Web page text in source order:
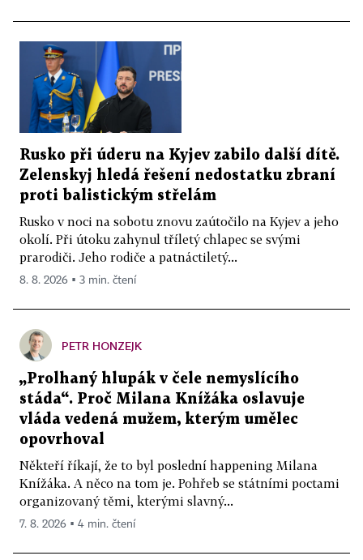
Rusko při úderu na Kyjev zabilo další dítě.
Zelenskyj hledá řešení nedostatku zbraní
proti balistickým střelám
Rusko v noci na sobotu znovu zaútočilo na Kyjev a jeho
okolí. Při útoku zahynul tříletý chlapec se svými
prarodiči. Jeho rodiče a patnáctiletý...
8. 8. 2026 ▪ 3 min. čtení
PETR HONZEJK
„Prolhaný hlupák v čele nemyslícího
stáda“. Proč Milana Knížáka oslavuje
vláda vedená mužem, kterým umělec
opovrhoval
Někteří říkají, že to byl poslední happening Milana
Knížáka. A něco na tom je. Pohřeb se státními poctami
organizovaný těmi, kterými slavný...
7. 8. 2026 ▪ 4 min. čtení